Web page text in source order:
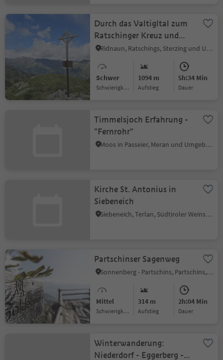
Durch das Valtigltal zum
Ratschinger Kreuz und
Hochspitz
Ridnaun, Ratschings, Sterzing und Umgebung
Schwer
Schwierigkeitsgrad
1094 m
Aufstieg
5h:34 Min
Dauer
Timmelsjoch Erfahrung -
"Fernrohr"
Moos in Passeier, Meran und Umgebung
Kirche St. Antonius in
Siebeneich
Siebeneich, Terlan, Südtiroler Weinstraße
Partschinser Sagenweg
Sonnenberg - Partschins, Partschins, Meran und Umgebung
Mittel
Schwierigkeitsgrad
314 m
Aufstieg
2h:04 Min
Dauer
Winterwanderung:
Niederdorf - Eggerberg -